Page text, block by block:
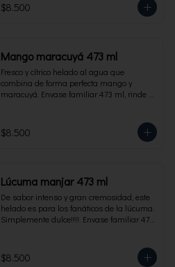
$8.500
Mango maracuyá 473 ml
Fresco y cítrico helado al agua que
combina de forma perfecta mango y
maracuyá. Envase familiar 473 ml, rinde 4
$8.500
Lúcuma manjar 473 ml
De sabor intenso y gran cremosidad, este
helado es para los fanáticos de la lúcuma.
Simplemente dulce!!!!. Envase familiar 473
$8.500